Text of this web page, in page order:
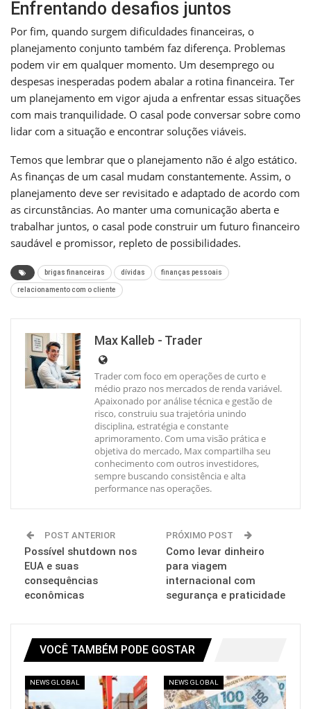
Enfrentando desafios juntos
Por fim, quando surgem dificuldades financeiras, o
planejamento conjunto também faz diferença. Problemas
podem vir em qualquer momento. Um desemprego ou
despesas inesperadas podem abalar a rotina financeira. Ter
um planejamento em vigor ajuda a enfrentar essas situações
com mais tranquilidade. O casal pode conversar sobre como
lidar com a situação e encontrar soluções viáveis.
Temos que lembrar que o planejamento não é algo estático.
As finanças de um casal mudam constantemente. Assim, o
planejamento deve ser revisitado e adaptado de acordo com
as circunstâncias. Ao manter uma comunicação aberta e
trabalhar juntos, o casal pode construir um futuro financeiro
saudável e promissor, repleto de possibilidades.
brigas financeiras dívidas finanças pessoais
relacionamento com o cliente
Max Kalleb - Trader
Trader com foco em operações de curto e
médio prazo nos mercados de renda variável.
Apaixonado por análise técnica e gestão de
risco, construiu sua trajetória unindo
disciplina, estratégia e constante
aprimoramento. Com uma visão prática e
objetiva do mercado, Max compartilha seu
conhecimento com outros investidores,
sempre buscando consistência e alta
performance nas operações.
POST ANTERIOR
Possível shutdown nos
EUA e suas
consequências
econômicas
PRÓXIMO POST
Como levar dinheiro
para viagem
internacional com
segurança e praticidade
VOCÊ TAMBÉM PODE GOSTAR
NEWS GLOBAL NEWS GLOBAL